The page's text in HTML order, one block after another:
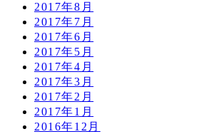
2017年8月
2017年7月
2017年6月
2017年5月
2017年4月
2017年3月
2017年2月
2017年1月
2016年12月